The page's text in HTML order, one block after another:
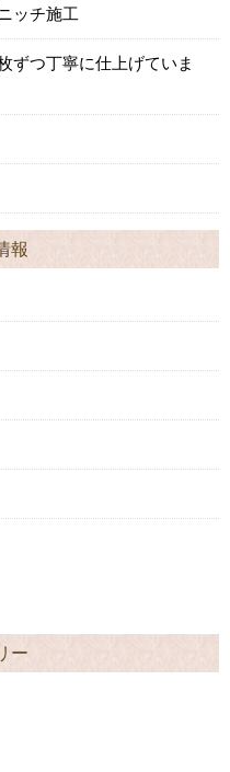
ッチ施工
ずつ丁寧に仕上げていま
報
ー